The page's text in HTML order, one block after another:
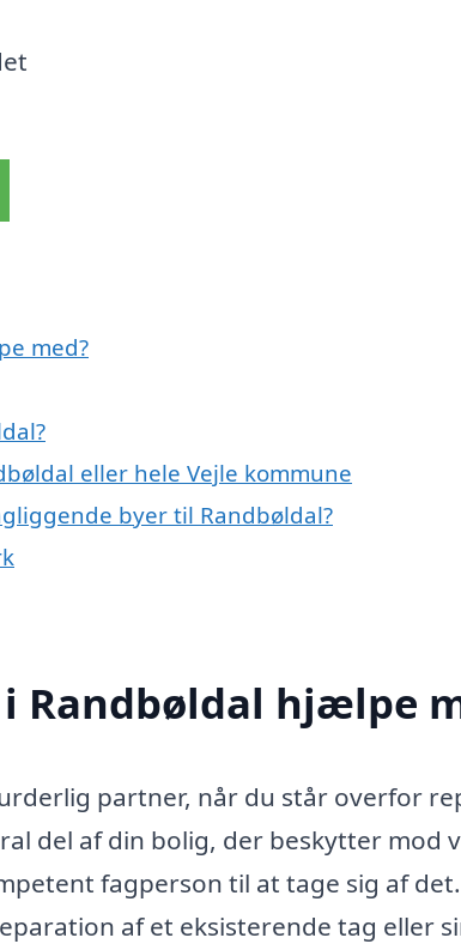
med?
eller hele Vejle kommune
byer til Randbøldal?
Randbøldal hjælpe
partner, når du står overfor
del af din bolig, der beskytter mod
fagperson til at tage sig af
af et eksisterende tag eller